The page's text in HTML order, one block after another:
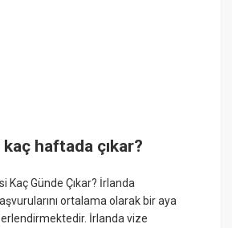
haftada çıkar?
Kaç Günde Çıkar? İrlanda
ortalama olarak bir aya
İrlanda vize